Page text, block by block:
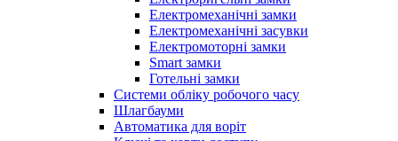
Електромеханічні замки
Електромеханічні засувки
Електромоторні замки
Smart замки
Готельні замки
Системи обліку робочого часу
Шлагбауми
Автоматика для воріт